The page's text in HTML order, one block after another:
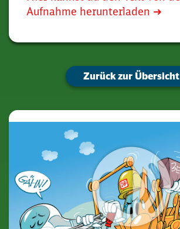
Aufnahme herunterladen ➜
Zurück zur Übersicht